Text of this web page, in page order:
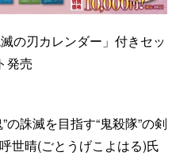
の刃カレンダー」付きセッ
発売
の誅滅を目指す“鬼殺隊”の剣
世晴(ごとうげこよはる)氏